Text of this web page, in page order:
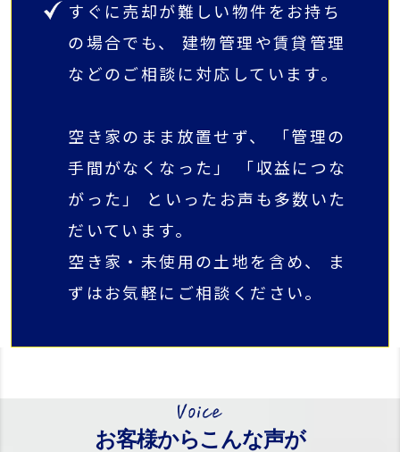
すぐに売却が難しい物件をお持ち
の場合でも、 建物管理や賃貸管理
などのご相談に対応しています。
空き家のまま放置せず、 「管理の
手間がなくなった」 「収益につな
がった」 といったお声も多数いた
だいています。
空き家・未使用の土地を含め、 ま
ずはお気軽にご相談ください。
お客様からこんな声が